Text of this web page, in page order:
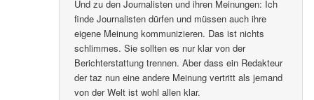
Und zu den Journalisten und ihren Meinungen: Ich
finde Journalisten dürfen und müssen auch ihre
eigene Meinung kommunizieren. Das ist nichts
schlimmes. Sie sollten es nur klar von der
Berichterstattung trennen. Aber dass ein Redakteur
der taz nun eine andere Meinung vertritt als jemand
von der Welt ist wohl allen klar.